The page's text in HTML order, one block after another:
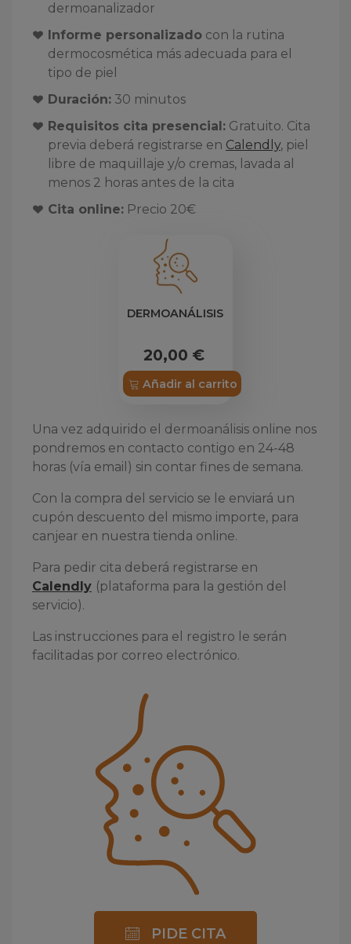
dermoanalizador
Informe personalizado con la rutina
dermocosmética más adecuada para el
tipo de piel
Duración: 30 minutos
Requisitos cita presencial: Gratuito. Cita
previa deberá registrarse en Calendly, piel
libre de maquillaje y/o cremas, lavada al
menos 2 horas antes de la cita
Cita online: Precio 20€
DERMOANÁLISIS
20,00 €
Añadir al carrito
Una vez adquirido el dermoanálisis online nos
pondremos en contacto contigo en 24-48
horas (vía email) sin contar fines de semana.
Con la compra del servicio se le enviará un
cupón descuento del mismo importe, para
canjear en nuestra tienda online.
Para pedir cita deberá registrarse en
Calendly (plataforma para la gestión del
servicio).
Las instrucciones para el registro le serán
facilitadas por correo electrónico.
PIDE CITA